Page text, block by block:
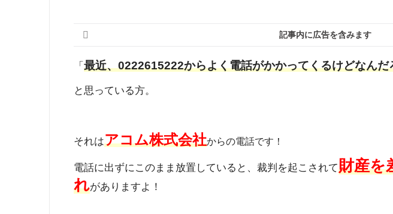
記事内に広告を含みます
「 最近、0222615222からよく電話がかかってくるけどなん
と思っている方。
それはアコム株式会社からの電話です！
電話に出ずにこのまま放置していると、裁判を起こされて財産を
れがありますよ！